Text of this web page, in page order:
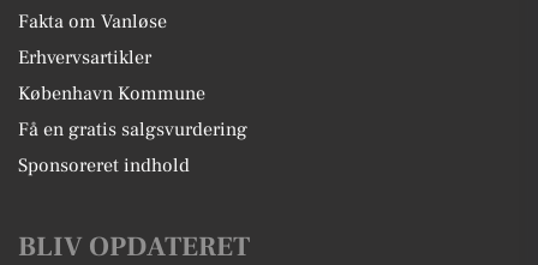
Fakta om Vanløse
Erhvervsartikler
København Kommune
Få en gratis salgsvurdering
Sponsoreret indhold
BLIV OPDATERET